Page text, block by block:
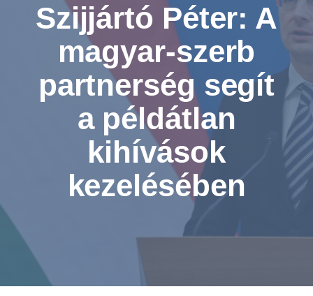
Szijjártó Péter: A
magyar-szerb
partnerség segít
a példátlan
kihívások
kezelésében